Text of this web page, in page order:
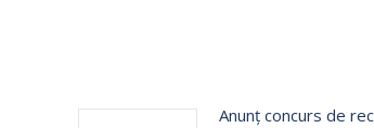
Anunț concurs de